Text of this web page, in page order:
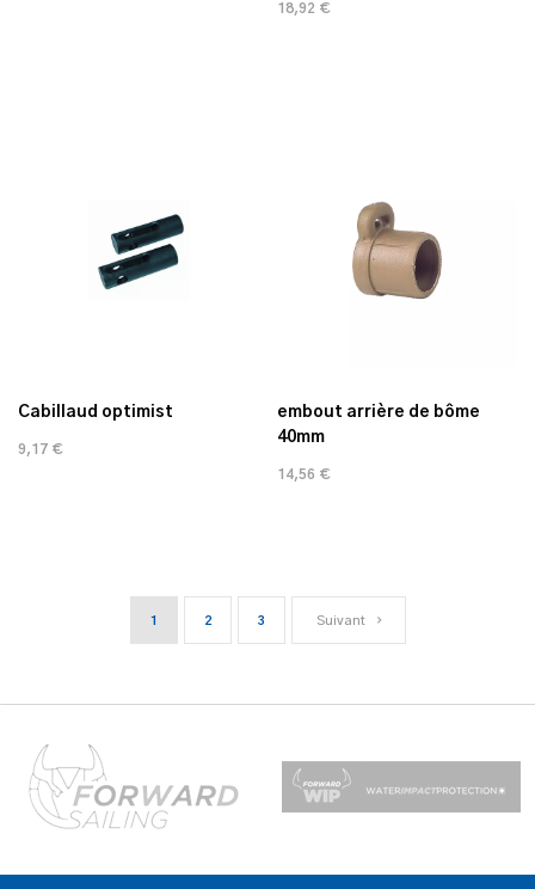
18,92 €
Cabillaud optimist
9,17 €
embout arrière de bôme
40mm
14,56 €
1 2 3 Suivant